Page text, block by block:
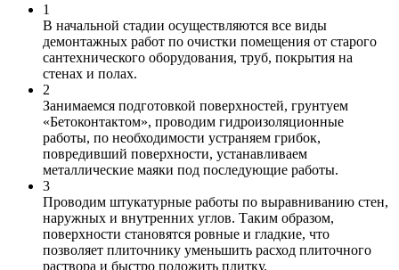
1
В начальной стадии осуществляются все виды
демонтажных работ по очистки помещения от старого
сантехнического оборудования, труб, покрытия на
стенах и полах.
2
Занимаемся подготовкой поверхностей, грунтуем
«Бетоконтактом», проводим гидроизоляционные
работы, по необходимости устраняем грибок,
повредивший поверхности, устанавливаем
металлические маяки под последующие работы.
3
Проводим штукатурные работы по выравниванию стен,
наружных и внутренних углов. Таким образом,
поверхности становятся ровные и гладкие, что
позволяет плиточнику уменьшить расход плиточного
раствора и быстро положить плитку.